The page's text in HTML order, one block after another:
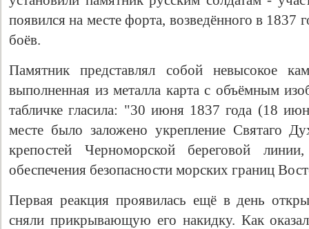
появился на месте форта, возведённого в 1837
боёв.
Памятник представлял собой невысокое
выполненная из металла карта с объёмным
табличке гласила: "30 июня 1837 года (18
месте было заложено укрепление Святаго
крепостей Черноморской береговой
обеспечения безопасности морских границ
Первая реакция проявилась ещё в день
сняли прикрывающую его накидку. Как